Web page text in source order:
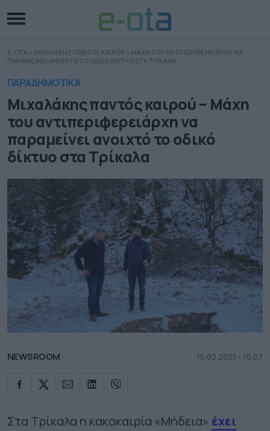
E-OTA » ΜΙΧΑΛΑΚΗΣ ΠΑΝΤΟΣ ΚΑΙΡΟΥ – ΜΑΧΗ ΤΟΥ ΑΝΤΙΠΕΡΙΦΕΡΕΙΑΡΧΗ ΝΑ
ΠΑΡΑΜΕΙΝΕΙ ΑΝΟΙΧΤΟ ΤΟ ΟΔΙΚΟ ΔΙΚΤΥΟ ΣΤΑ ΤΡΙΚΑΛΑ
ΠΑΡΑΔΗΜΟΤΙΚΑ
Μιχαλάκης παντός καιρού – Μάχη
του αντιπεριφερειάρχη να
παραμείνει ανοιχτό το οδικό
δίκτυο στα Τρίκαλα
NEWSROOM 15.02.2021 - 15.07
Στα Τρίκαλα η κακοκαιρία «Μήδεια» έχει